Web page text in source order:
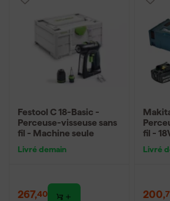
Festool C 18-Basic -
Perceuse-visseuse sans
fil - Machine seule
Livré demain
267,40
fil - 18V Li-ion - 2
Livré
200,